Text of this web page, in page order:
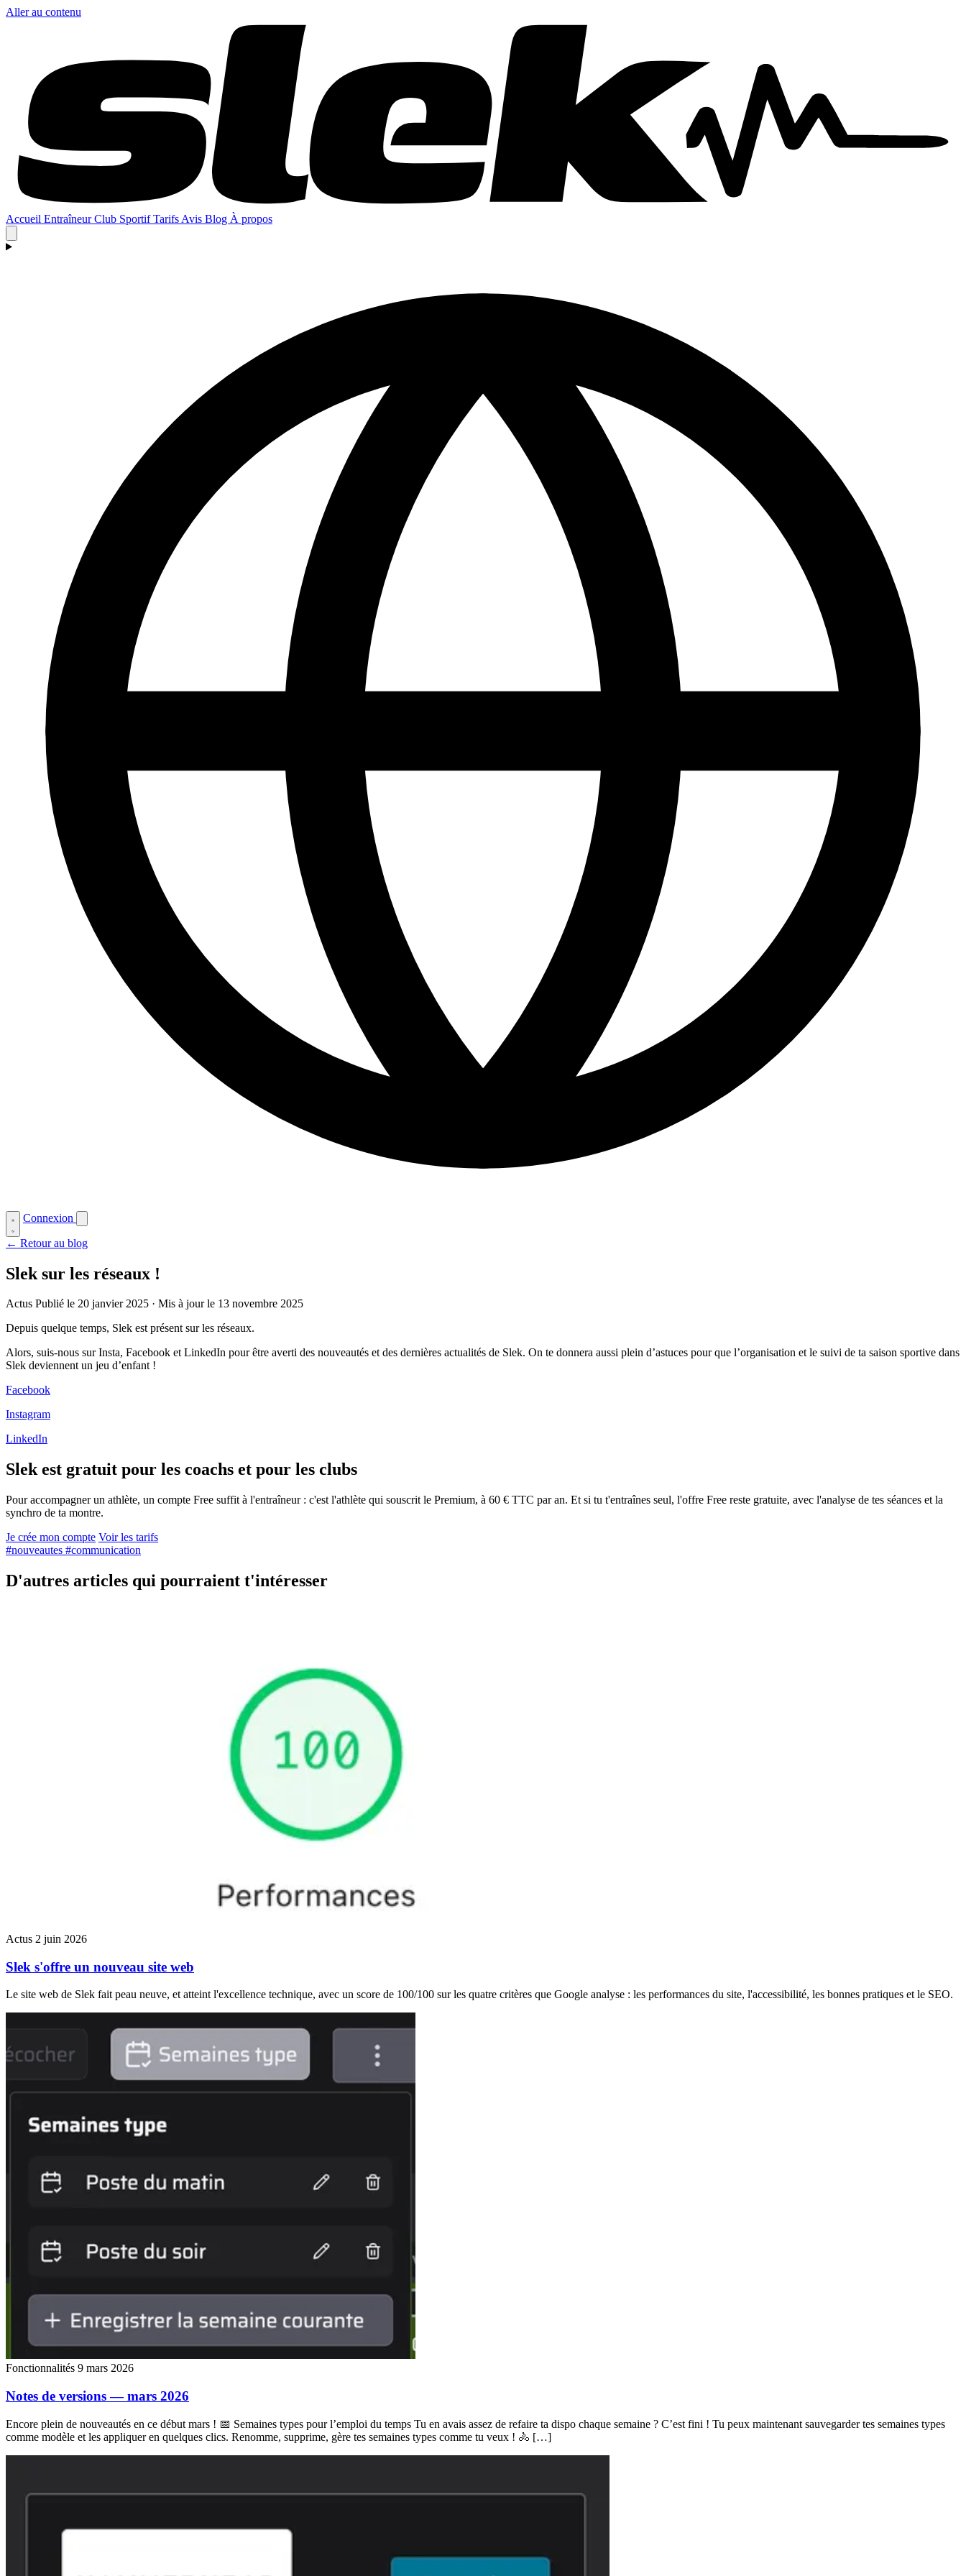
Aller au contenu
Accueil EntraîneurClub SportifTarifs Avis Blog À propos
Connexion
← Retour au blog
Slek sur les réseaux !
Actus Publié le 20 janvier 2025 · Mis à jour le 13 novembre 2025
Depuis quelque temps, Slek est présent sur les réseaux.
Alors, suis-nous sur Insta, Facebook et LinkedIn pour être averti des nouveautés et des dernières actualités de Slek. On te donnera aussi plein d’astuces pour que l’organisation et le suivi de ta saison sportive dans
Slek deviennent un jeu d’enfant !
Facebook
Instagram
LinkedIn
Slek est gratuit pour les coachs et pour les clubs
Pour accompagner un athlète, un compte Free suffit à l'entraîneur : c'est l'athlète qui souscrit le Premium, à 60 € TTC par an. Et si tu t'entraînes seul, l'offre Free reste gratuite, avec l'analyse de tes séances et la
synchro de ta montre.
Je crée mon compte Voir les tarifs
#nouveautes #communication
D'autres articles qui pourraient t'intéresser
Actus 2 juin 2026
Slek s'offre un nouveau site web
Le site web de Slek fait peau neuve, et atteint l'excellence technique, avec un score de 100/100 sur les quatre critères que Google analyse : les performances du site, l'accessibilité, les bonnes pratiques et le SEO.
Fonctionnalités 9 mars 2026
Notes de versions — mars 2026
Encore plein de nouveautés en ce début mars ! 📅 Semaines types pour l’emploi du temps Tu en avais assez de refaire ta dispo chaque semaine ? C’est fini ! Tu peux maintenant sauvegarder tes semaines types
comme modèle et les appliquer en quelques clics. Renomme, supprime, gère tes semaines types comme tu veux ! 🚴 […]